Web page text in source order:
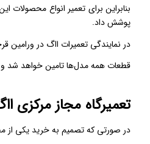
بنابراین برای تعمیر انواع محصولات
پوشش داد.
در نمایندگی تعمیرات ااگ در
قطعات همه مدل‌ها تامین خواهد شد و
تعمیرگاه مجاز مرکزی
در صورتی که تصمیم به خرید یکی از